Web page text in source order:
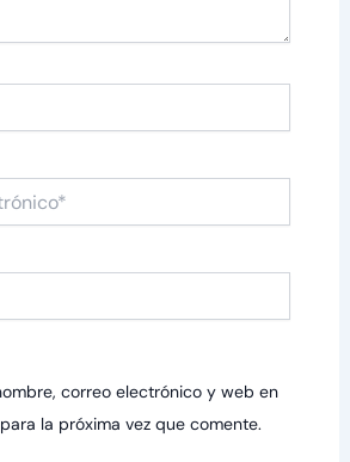
correo electrónico y web en
la próxima vez que comente.